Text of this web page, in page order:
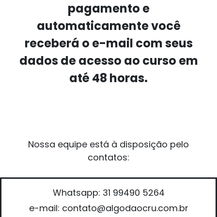
pagamento e
automaticamente você
receberá o e-mail com seus
dados de acesso ao curso em
até 48 horas.
Nossa equipe está à disposição pelo
contatos:
Whatsapp: 31 99490 5264
e-mail: contato@algodaocru.com.br